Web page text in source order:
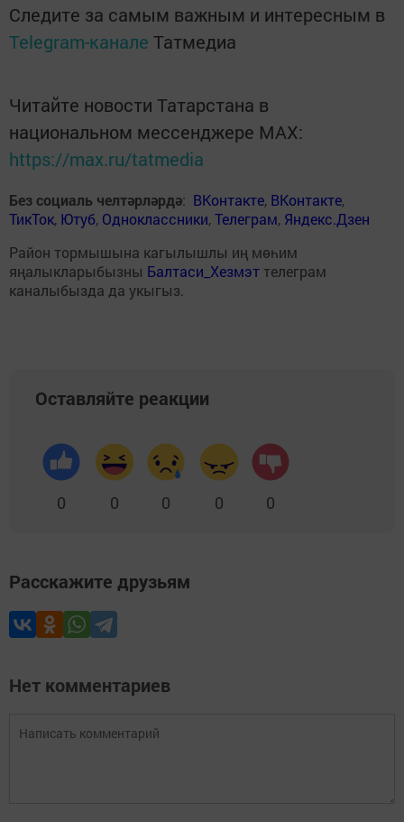
Следите за самым важным и интересным в
Telegram-канале Татмедиа
Читайте новости Татарстана в
национальном мессенджере MАХ:
https://max.ru/tatmedia
Без социаль челтәрләрдә: ВКонтакте, ВКонтакте,
ТикТок, Ютуб, Одноклассники,Телеграм, Яндекс.Дзен
Район тормышына кагылышлы иң мөһим
яңалыкларыбызны Балтаси_Хезмэт телеграм
каналыбызда да укыгыз.
Оставляйте реакции
0 0 0 0 0
Расскажите друзьям
Нет комментариев